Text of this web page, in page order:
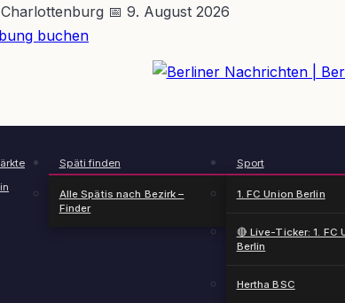
Charlottenburg 📅 9. August 2026
buchen
Späti finden
Alle Spätis nach Bezirk –
Finder
Sport
1. FC Union Berlin
🔴 Live-Ticker: 1. FC
Berlin
Hertha BSC